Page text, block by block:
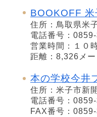
BOOKOFF 米
住所：鳥取県米
電話番号：
営業時間：１０
距離：8,326メ
本の学校今井
住所：米子市新
電話番号：
FAX番号：